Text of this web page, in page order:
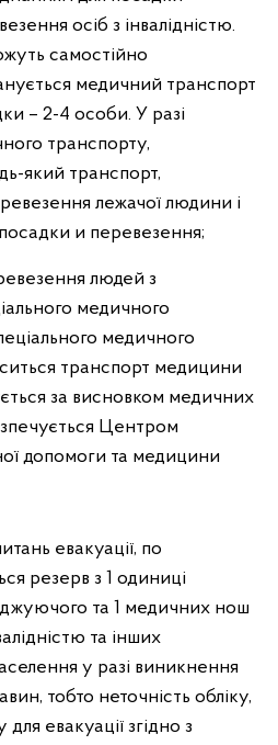
осіб з інвалідністю.
самостійно
медичний транспорт
– 2-4 особи. У разі
транспорту,
який транспорт,
лежачої людини і
и перевезення;
людей з
медичного
медичного
транспорт медицини
за висновком медичних
Центром
допомоги та медицини
евакуації, по
резерв з 1 одиниці
та 1 медичних нош
та інших
у разі виникнення
тобто неточність обліку,
евакуації згідно з